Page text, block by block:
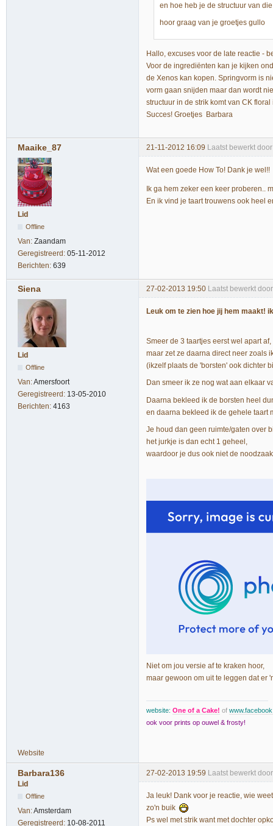
en hoe heb je de structuur van
hoor graag van je groetjes gullo
Hallo, excuses voor de late reactie -
Voor de ingrediënten kan je kijken
de Xenos kan kopen. Springvorm is
vorm gaan snijden maar dan wordt
structuur in de strik komt van CK floral
Succes! Groetjes Barbara
Maaike_87 21-11-2012 16:09 Laatst bewerkt
Lid
Offline
Van: Zaandam
Geregistreerd: 05-11-2012
Berichten: 639
Wat een goede How To! Dank je wel!!
Ik ga hem zeker een keer proberen..
En ik vind je taart trouwens ook heel
Siena 27-02-2013 19:50 Laatst bewerkt
Lid
Offline
Van:Amersfoort
Geregistreerd: 13-05-2010
Berichten: 4163
Leuk om te zien hoe jij hem maakt!
Smeer de 3 taartjes eerst wel apart af,
maar zet ze daarna direct neer zoals
(ikzelf plaats de 'borsten' ook dichter
Dan smeer ik ze nog wat aan elkaar
Daarna bekleed ik de borsten heel
en daarna bekleed ik de gehele taart
Je houd dan geen ruimte/gaten over
het jurkje is dan echt 1 geheel,
waardoor je dus ook niet de
Niet om jou versie af te kraken hoor,
maar gewoon om uit te leggen dat er
website: One of a Cake! of
ook voor prints op ouwel & frosty!
Website
Barbara136 27-02-2013 19:59 Laatst bewerkt
Lid
Offline
Van:Amsterdam
Geregistreerd: 10-08-2011
Ja leuk! Dank voor je reactie, wie
zo'n buik
Ps wel met strik want met dochter